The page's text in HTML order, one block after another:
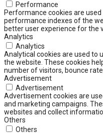
Performance
Performance cookies are
performance indexes of the
better user experience for the
Analytics
Analytics
Analytical cookies are used to
the website. These cookies
number of visitors, bounce
Advertisement
Advertisement
Advertisement cookies are
and marketing campaigns.
websites and collect
Others
Others